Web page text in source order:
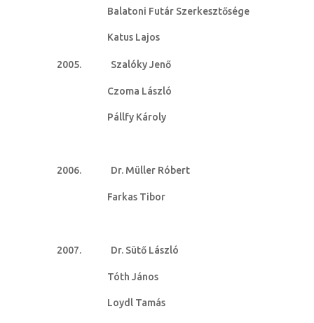
Balatoni Futár Szerkesztősége
Katus Lajos
Szalóky Jenő
Czoma László
Pállfy Károly
Dr. Müller Róbert
Farkas Tibor
Dr. Sütő László
Tóth János
Loydl Tamás